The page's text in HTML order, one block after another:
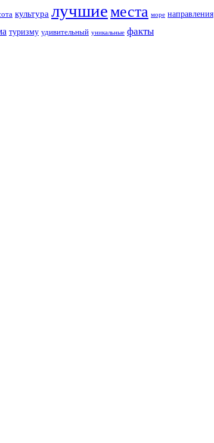
культура лучшиеместа море направления
туризму удивительный уникальные факты